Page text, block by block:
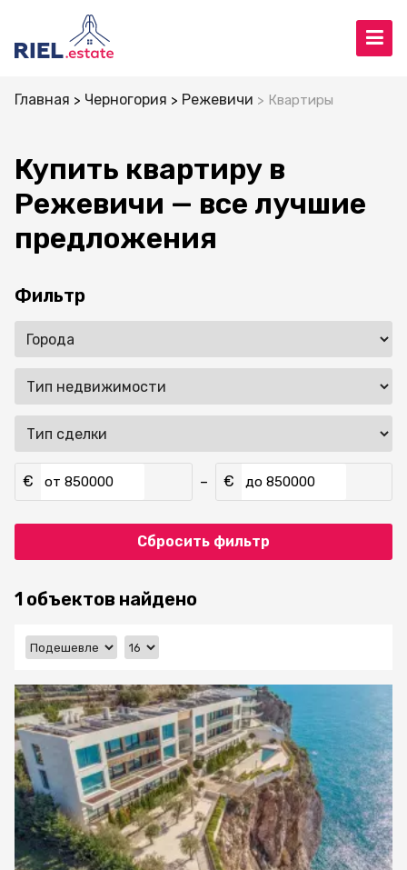
Главная Черногория Режевичи Квартиры
Купить квартиру в
Режевичи — все лучшие
предложения
Фильтр
€ от – € до
Сбросить фильтр
1 объектов найдено